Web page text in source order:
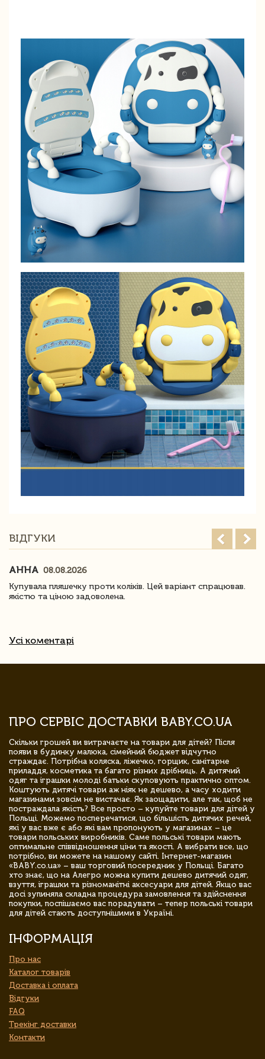
ВІДГУКИ
АННА 08.08.2026
Купувала пляшечку проти коліків. Цей варіант спрацював.
якістю та ціною задоволена.
Усі коментарі
ПРО СЕРВІС ДОСТАВКИ BABY.CO.UA
Скільки грошей ви витрачаєте на товари для дітей? Після
появи в будинку малюка, сімейний бюджет відчутно
страждає. Потрібна коляска, ліжечко, горщик, санітарне
приладдя, косметика та багато різних дрібниць. А дитячий
одяг та іграшки молоді батьки скуповують практично оптом.
Коштують дитячі товари аж ніяк не дешево, а часу ходити
магазинами зовсім не вистачає. Як заощадити, але так, щоб не
постраждала якість? Все просто – купуйте товари для дітей у
Польщі. Можемо посперечатися, що більшість дитячих речей,
які у вас вже є або які вам пропонують у магазинах – це
товари польських виробників. Саме польські товари мають
оптимальне співвідношення ціни та якості. А вибрати все, що
потрібно, ви можете на нашому сайті. Інтернет-магазин
«BABY.co.ua» – ваш торговий посередник у Польщі. Багато
хто знає, що на Алегро можна купити дешево дитячий одяг,
взуття, іграшки та різноманітні аксесуари для дітей. Якщо вас
досі зупиняла складна процедура замовлення та здійснення
покупки, поспішаємо вас порадувати – тепер польські товари
для дітей стають доступнішими в Україні.
ІНФОРМАЦІЯ
Про нас
Каталог товарів
Доставка і оплата
Відгуки
FAQ
Трекінг доставки
Контакти